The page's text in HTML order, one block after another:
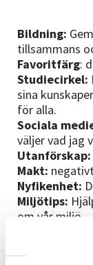
Bildning:
tillsammans
Favoritfärg:
Studiecirkel:
sina
för alla.
Sociala
väljer vad jag
Utanförskap:
Makt:
Nyfikenhet:
Miljötips:
om vår miljö.